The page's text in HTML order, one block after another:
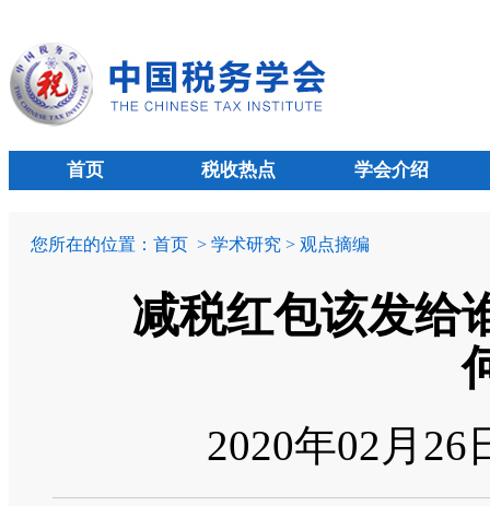
首页 税收热点 学会介绍
您所在的位置： 首页 > 学术研究 > 观点摘编
减税红包该发给
2020年02月26